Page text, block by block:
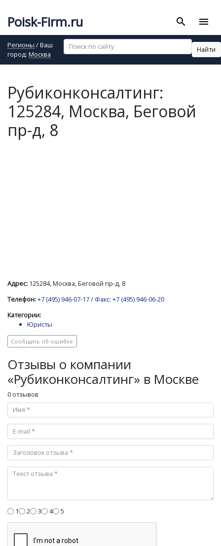
Poisk-Firm.ru search menu
Регионы / Ваш
город: Москва
Найти
Рубиконконсалтинг:
125284, Москва, Беговой
пр-д, 8
Адрес: 125284, Москва, Беговой пр-д, 8
Телефон:+7 (495) 946-07-17/ Факс: +7 (495) 946-06-20
Категории:
Юристы
Сообщить об ошибке
Отзывы о компании
«Рубиконконсалтинг» в Москве
0 отзывов
1 2 3 4 5